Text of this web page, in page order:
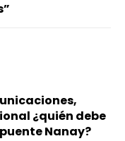
¿quién debe
Nanay?